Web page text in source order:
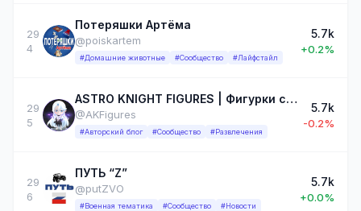
29
4
Потеряшки Артёма
@poiskartem
#Домашние животные #Сообщество #Лайфстайл
5.7k
+0.2%
29
5
ASTRO KNIGHT FIGURES | Фигурки со всего мира
@AKFigures
#Авторский блог #Сообщество #Развлечения
5.7k
-0.2%
29
6
ПУТЬ “Z”
@putZVO
#Военная тематика #Сообщество #Новости
5.7k
+0.0%